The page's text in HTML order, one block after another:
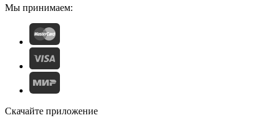
Мы принимаем:
Скачайте приложение